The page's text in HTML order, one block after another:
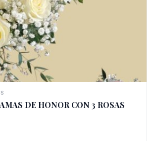
DE HONOR CON 3 ROSAS